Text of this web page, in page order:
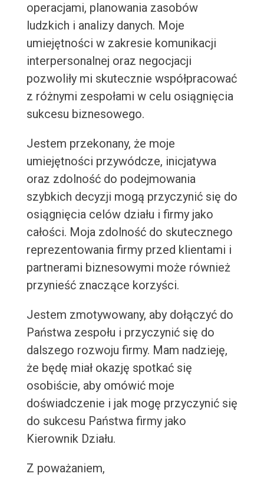
operacjami, planowania zasobów
ludzkich i analizy danych. Moje
umiejętności w zakresie komunikacji
interpersonalnej oraz negocjacji
pozwoliły mi skutecznie współpracować
z różnymi zespołami w celu osiągnięcia
sukcesu biznesowego.
Jestem przekonany, że moje
umiejętności przywódcze, inicjatywa
oraz zdolność do podejmowania
szybkich decyzji mogą przyczynić się do
osiągnięcia celów działu i firmy jako
całości. Moja zdolność do skutecznego
reprezentowania firmy przed klientami i
partnerami biznesowymi może również
przynieść znaczące korzyści.
Jestem zmotywowany, aby dołączyć do
Państwa zespołu i przyczynić się do
dalszego rozwoju firmy. Mam nadzieję,
że będę miał okazję spotkać się
osobiście, aby omówić moje
doświadczenie i jak mogę przyczynić się
do sukcesu Państwa firmy jako
Kierownik Działu.
Z poważaniem,